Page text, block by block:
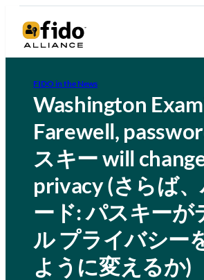
FIDO in the News
Washington
Farewell,
スキー will
privacy (さらば
ード: パスキーが
ル プライバシー
ように変えるか)